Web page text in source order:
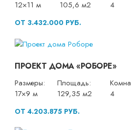
12×11 м
105,6 м2
4
ОТ 3.432.000 РУБ.
ПРОЕКТ ДОМА «РОБОРЕ»
Размеры:
17×9 м
Площадь:
129,35 м2
4
ОТ 4.203.875 РУБ.